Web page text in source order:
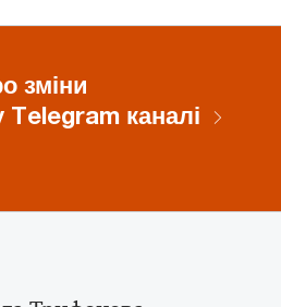
зміни
Telegram каналі